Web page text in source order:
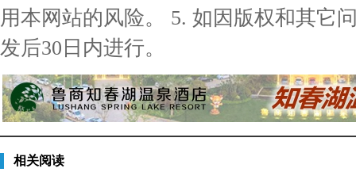
用本网站的风险。 5. 如因版权和其它
发后30日内进行。
相关阅读